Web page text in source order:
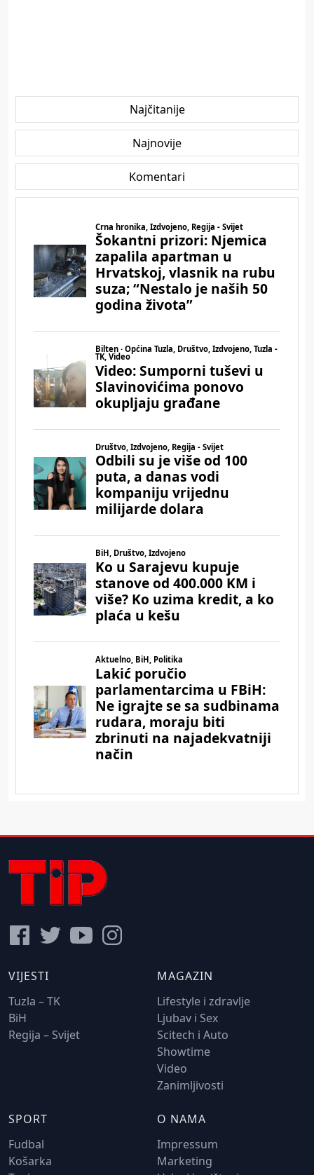
Najčitanije
Najnovije
Komentari
VIJESTI
Tuzla – TK
BiH
Regija – Svijet
MAGAZIN
Lifestyle i zdravlje
Ljubav i Sex
Scitech i Auto
Showtime
Video
Zanimljivosti
SPORT
Fudbal
Košarka
O NAMA
Impressum
Marketing